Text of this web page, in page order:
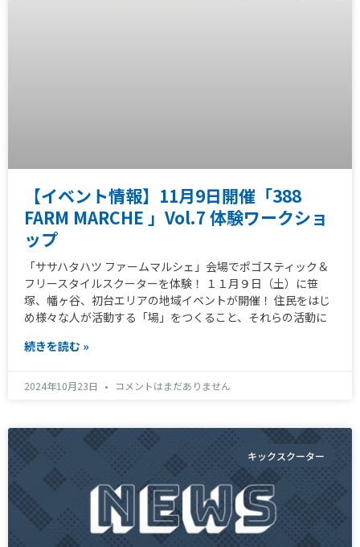
【イベント情報】11月9日開催「388
FARM MARCHE 」Vol.7 体験ワークショ
ップ
「ササハタハツ ファームマルシェ」会場でポゴスティック＆
フリースタイルスクーターを体験！ １１月９日（土）に笹
塚、幡ヶ谷、初台エリアの地域イベントが開催！ 住民をはじ
め様々な人が活動する「場」をつくること、それらの活動に
続きを読む »
2024年10月23日 コメントはまだありません
キックスクーター